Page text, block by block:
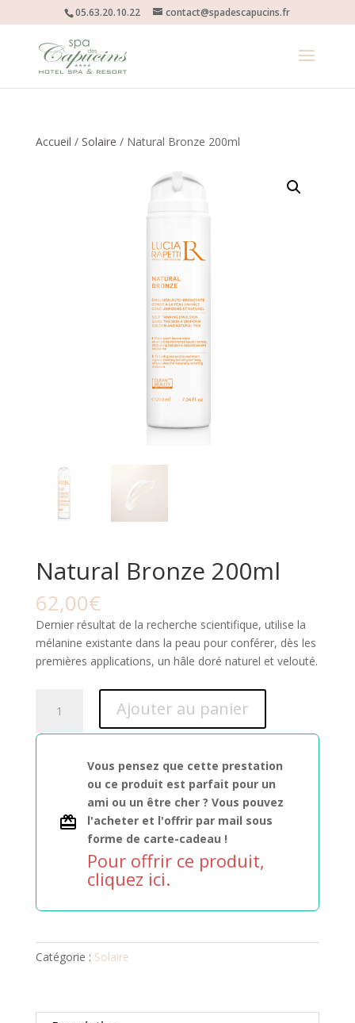
05.63.20.10.22 contact@spadescapucins.fr
Accueil / Solaire / Natural Bronze 200ml
Natural Bronze 200ml
62,00€
Dernier résultat de la recherche scientifique, utilise la
mélanine existante dans la peau pour conférer, dès les
premières applications, un hâle doré naturel et velouté.
Natural
Ajouter au panier
Vous pensez que cette prestation
ou ce produit est parfait pour un
ami ou un être cher ? Vous pouvez
l'acheter et l'offrir par mail sous
forme de carte-cadeau !
Pour offrir ce produit,
cliquez ici.
Catégorie : Solaire